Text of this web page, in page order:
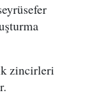
zincirleri